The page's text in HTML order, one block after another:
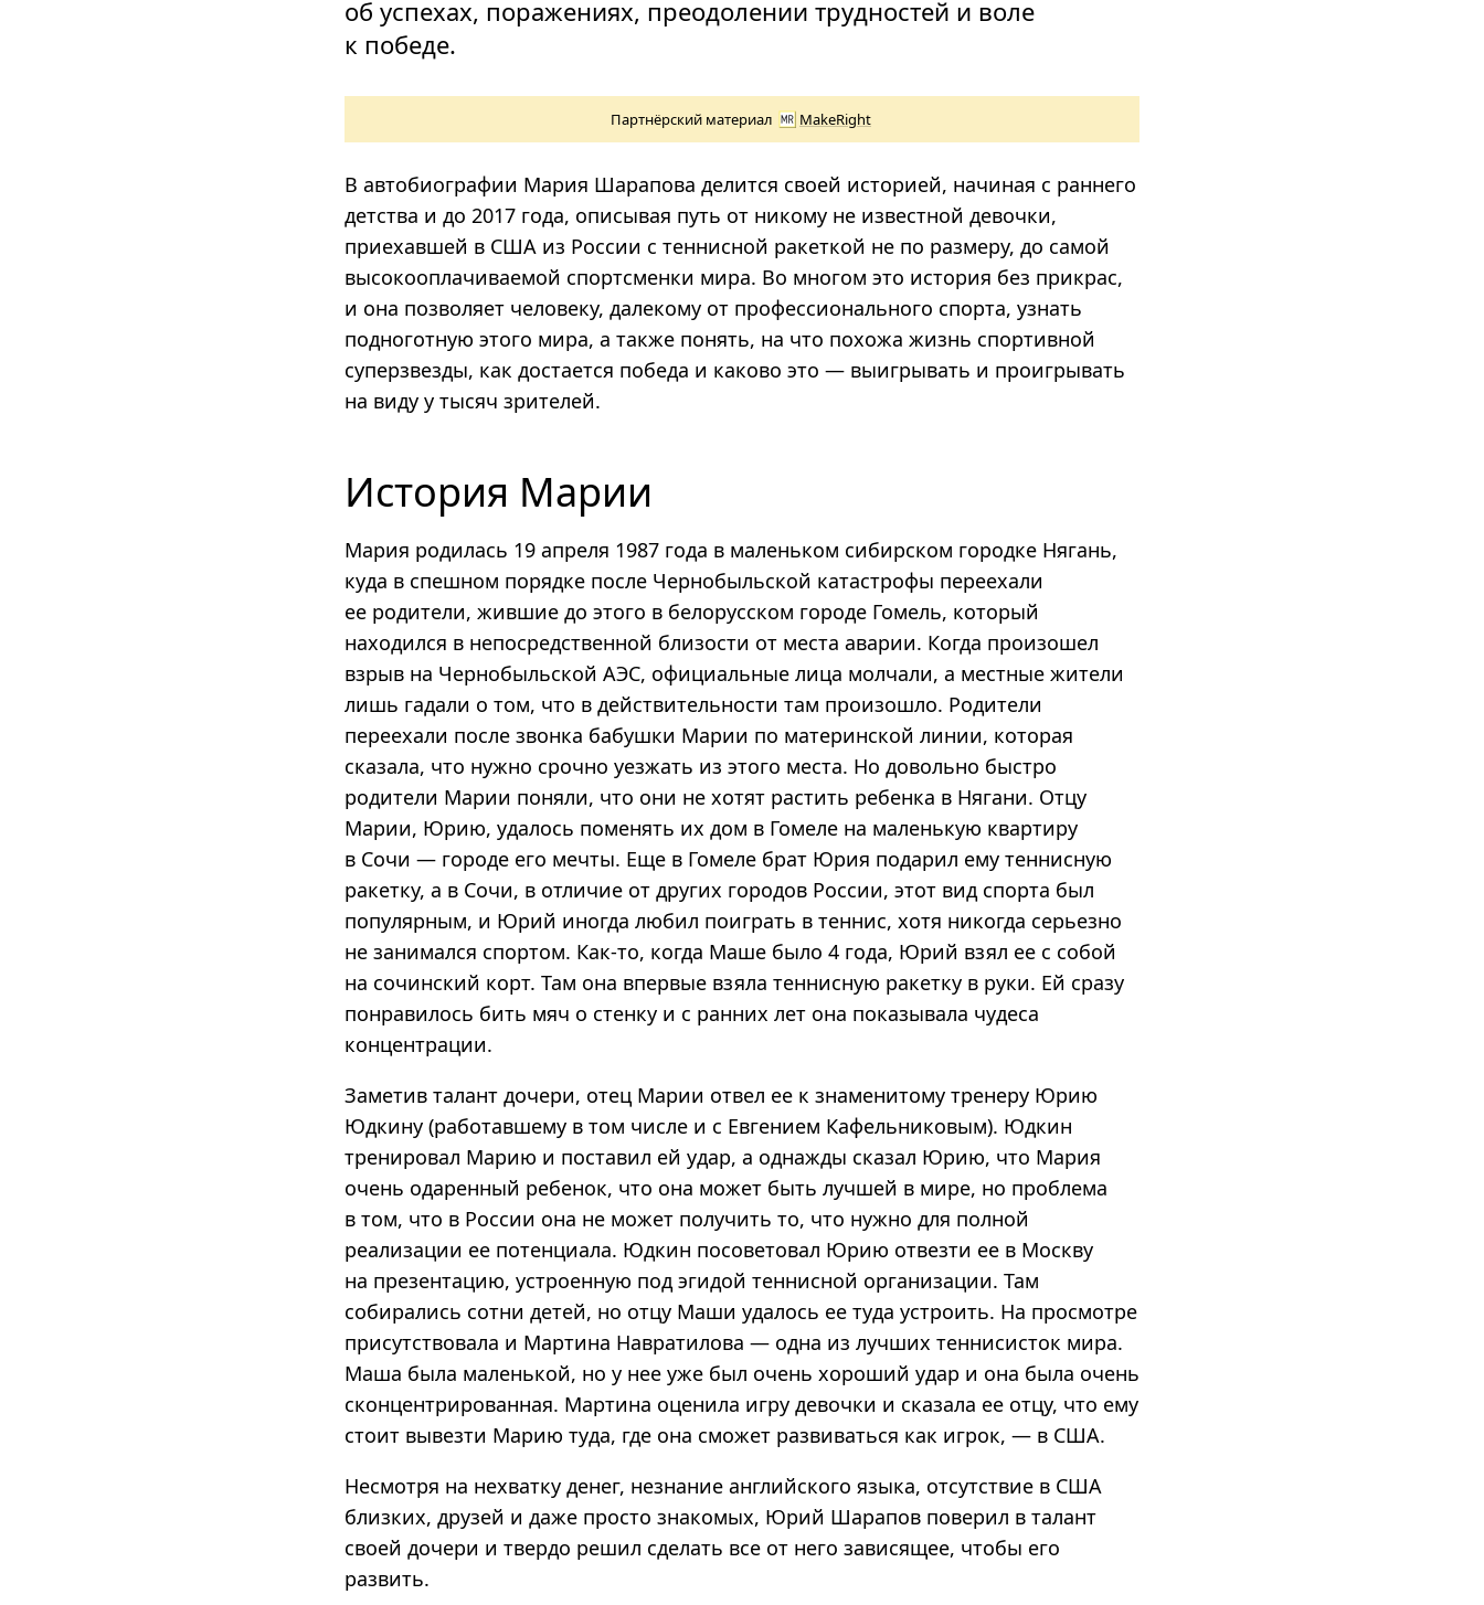
об успехах, поражениях, преодолении трудностей и воле
к победе.
Партнёрский материал MakeRight
В автобиографии Мария Шарапова делится своей историей, начиная с раннего
детства и до 2017 года, описывая путь от никому не известной девочки,
приехавшей в США из России с теннисной ракеткой не по размеру, до самой
высокооплачиваемой спортсменки мира. Во многом это история без прикрас,
и она позволяет человеку, далекому от профессионального спорта, узнать
подноготную этого мира, а также понять, на что похожа жизнь спортивной
суперзвезды, как достается победа и каково это — выигрывать и проигрывать
на виду у тысяч зрителей.
История Марии
Мария родилась 19 апреля 1987 года в маленьком сибирском городке Нягань,
куда в спешном порядке после Чернобыльской катастрофы переехали
ее родители, жившие до этого в белорусском городе Гомель, который
находился в непосредственной близости от места аварии. Когда произошел
взрыв на Чернобыльской АЭС, официальные лица молчали, а местные жители
лишь гадали о том, что в действительности там произошло. Родители
переехали после звонка бабушки Марии по материнской линии, которая
сказала, что нужно срочно уезжать из этого места. Но довольно быстро
родители Марии поняли, что они не хотят растить ребенка в Нягани. Отцу
Марии, Юрию, удалось поменять их дом в Гомеле на маленькую квартиру
в Сочи — городе его мечты. Еще в Гомеле брат Юрия подарил ему теннисную
ракетку, а в Сочи, в отличие от других городов России, этот вид спорта был
популярным, и Юрий иногда любил поиграть в теннис, хотя никогда серьезно
не занимался спортом. Как-то, когда Маше было 4 года, Юрий взял ее с собой
на сочинский корт. Там она впервые взяла теннисную ракетку в руки. Ей сразу
понравилось бить мяч о стенку и с ранних лет она показывала чудеса
концентрации.
Заметив талант дочери, отец Марии отвел ее к знаменитому тренеру Юрию
Юдкину (работавшему в том числе и с Евгением Кафельниковым). Юдкин
тренировал Марию и поставил ей удар, а однажды сказал Юрию, что Мария
очень одаренный ребенок, что она может быть лучшей в мире, но проблема
в том, что в России она не может получить то, что нужно для полной
реализации ее потенциала. Юдкин посоветовал Юрию отвезти ее в Москву
на презентацию, устроенную под эгидой теннисной организации. Там
собирались сотни детей, но отцу Маши удалось ее туда устроить. На просмотре
присутствовала и Мартина Навратилова — одна из лучших теннисисток мира.
Маша была маленькой, но у нее уже был очень хороший удар и она была очень
сконцентрированная. Мартина оценила игру девочки и сказала ее отцу, что ему
стоит вывезти Марию туда, где она сможет развиваться как игрок, — в США.
Несмотря на нехватку денег, незнание английского языка, отсутствие в США
близких, друзей и даже просто знакомых, Юрий Шарапов поверил в талант
своей дочери и твердо решил сделать все от него зависящее, чтобы его
развить.